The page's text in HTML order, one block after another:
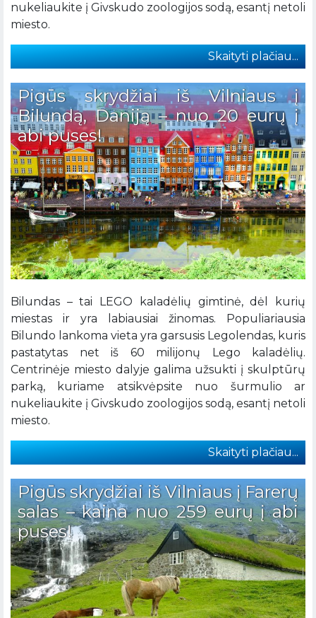
nukeliaukite į Givskudo zoologijos sodą, esantį netoli
miesto.
Skaityti plačiau...
Pigūs skrydžiai iš Vilniaus į
Bilundą, Daniją – nuo 20 eurų į
abi puses!
Bilundas – tai LEGO kaladėlių gimtinė, dėl kurių
miestas ir yra labiausiai žinomas. Populiariausia
Bilundo lankoma vieta yra garsusis Legolendas, kuris
pastatytas net iš 60 milijonų Lego kaladėlių.
Centrinėje miesto dalyje galima užsukti į skulptūrų
parką, kuriame atsikvėpsite nuo šurmulio ar
nukeliaukite į Givskudo zoologijos sodą, esantį netoli
miesto.
Skaityti plačiau...
Pigūs skrydžiai iš Vilniaus į Farerų
salas – kaina nuo 259 eurų į abi
puses!